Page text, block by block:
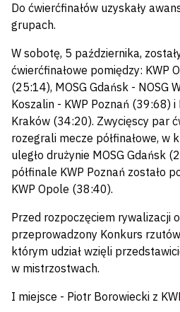
Do ćwierćfinałów uzyskały
grupach.
W sobotę, 5 października,
ćwierćfinałowe pomiędzy: KWP
(25:14), MOSG Gdańsk - NOSG
Koszalin - KWP Poznań (39:68) i
Kraków (34:20). Zwycięscy par
rozegrali mecze półfinałowe, w
uległo drużynie MOSG Gdańsk
półfinale KWP Poznań zostało
KWP Opole (38:40).
Przed rozpoczęciem rywalizacji
przeprowadzony Konkurs
którym udział wzięli
w mistrzostwach.
I miejsce - Piotr Borowiecki z